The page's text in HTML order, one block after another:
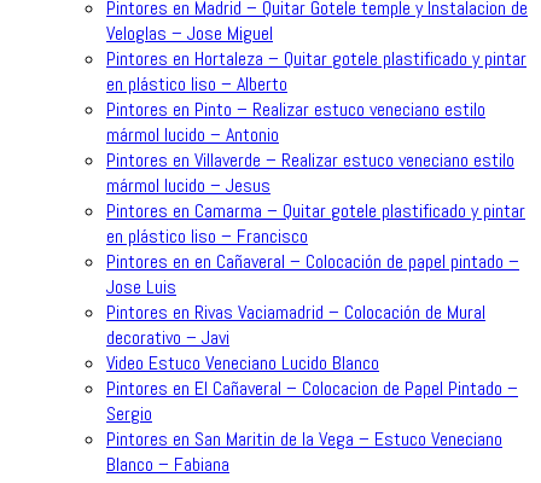
Pintores en Madrid – Quitar Gotele temple y Instalacion de
Veloglas – Jose Miguel
Pintores en Hortaleza – Quitar gotele plastificado y pintar
en plástico liso – Alberto
Pintores en Pinto – Realizar estuco veneciano estilo
mármol lucido – Antonio
Pintores en Villaverde – Realizar estuco veneciano estilo
mármol lucido – Jesus
Pintores en Camarma – Quitar gotele plastificado y pintar
en plástico liso – Francisco
Pintores en en Cañaveral – Colocación de papel pintado –
Jose Luis
Pintores en Rivas Vaciamadrid – Colocación de Mural
decorativo – Javi
Video Estuco Veneciano Lucido Blanco
Pintores en El Cañaveral – Colocacion de Papel Pintado –
Sergio
Pintores en San Maritin de la Vega – Estuco Veneciano
Blanco – Fabiana